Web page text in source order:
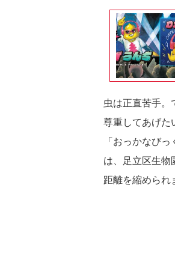
虫は正直苦手。
尊重してあげ
「おっかなび
は、足立区生物
距離を縮められ